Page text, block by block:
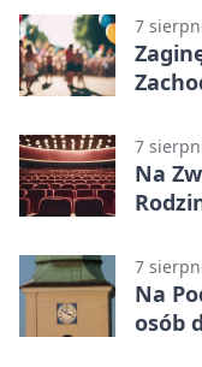
7
7
Na
7
Na
osób